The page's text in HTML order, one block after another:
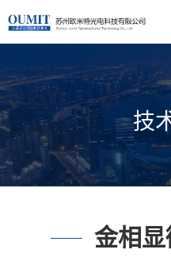
技
金相